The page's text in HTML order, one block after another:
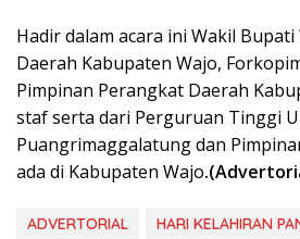
Hadir dalam acara ini Wakil
Daerah Kabupaten Wajo,
Pimpinan Perangkat Daerah
staf serta dari Perguruan Tinggi
Puangrimaggalatung dan
ada di Kabupaten Wajo
ADVERTORIAL HARI KELAHIRAN